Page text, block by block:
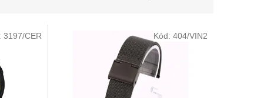
3197/CER Kód: 404/VIN2